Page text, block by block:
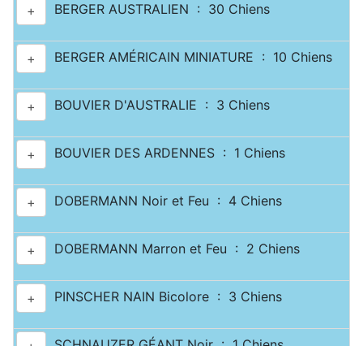
+ BERGER AUSTRALIEN : 30 Chiens
+ BERGER AMÉRICAIN MINIATURE : 10 Chiens
+ BOUVIER D'AUSTRALIE : 3 Chiens
+ BOUVIER DES ARDENNES : 1 Chiens
+ DOBERMANN Noir et Feu : 4 Chiens
+ DOBERMANN Marron et Feu : 2 Chiens
+ PINSCHER NAIN Bicolore : 3 Chiens